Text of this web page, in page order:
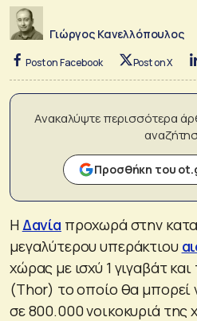
Γιώργος Κανελλόπουλος
Post on Facebook Post on X
Ανακαλύψτε περισσότερα
Προσθήκη του
Η Δανία προχωρά στην
μεγαλύτερου υπεράκτιου
χώρας με ισχύ 1 γιγαβάτ
(Thor) το οποίο θα μπορεί
σε 800.000 νοικοκυριά της